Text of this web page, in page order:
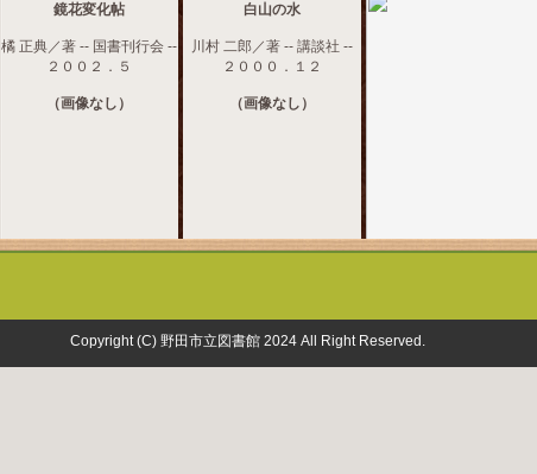
鏡花変化帖
橘 正典／著 -- 国書刊行会 --
２００２．５
（画像なし）
白山の水
川村 二郎／著 -- 講談社 --
２０００．１２
（画像なし）
Copyright (C) 野田市立図書館 2024 All Right Reserved.